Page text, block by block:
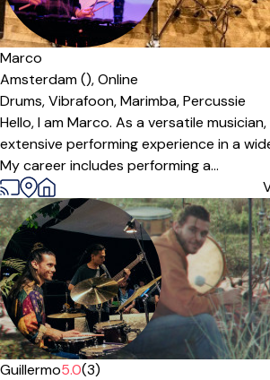
Marco
Amsterdam (),Online
Drums,Vibrafoon,Marimba,Percussie
Hello, I am Marco. As a versatile
extensive performing experience in a
My career includes performing a...
Guillermo5.0(3)